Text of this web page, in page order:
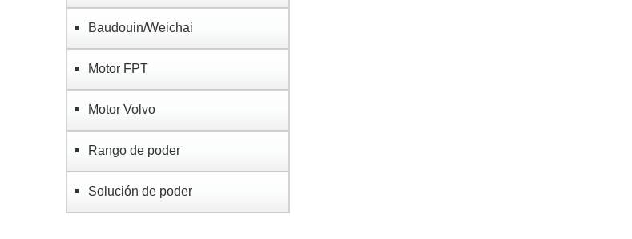
Baudouin/Weichai
Motor FPT
Motor Volvo
Rango de poder
Solución de poder